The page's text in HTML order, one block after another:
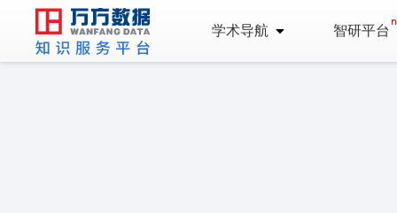
学术导航 智研平台